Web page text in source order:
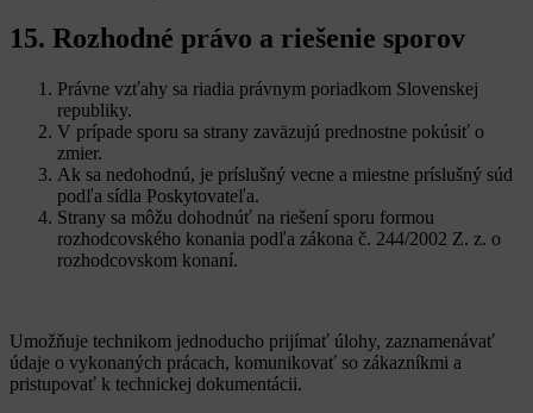
15. Rozhodné právo a riešenie sporov
Právne vzťahy sa riadia právnym poriadkom Slovenskej
republiky.
V prípade sporu sa strany zaväzujú prednostne pokúsiť o
zmier.
Ak sa nedohodnú, je príslušný vecne a miestne príslušný súd
podľa sídla Poskytovateľa.
Strany sa môžu dohodnúť na riešení sporu formou
rozhodcovského konania podľa zákona č. 244/2002 Z. z. o
rozhodcovskom konaní.
Umožňuje technikom jednoducho prijímať úlohy, zaznamenávať
údaje o vykonaných prácach, komunikovať so zákazníkmi a
pristupovať k technickej dokumentácii.